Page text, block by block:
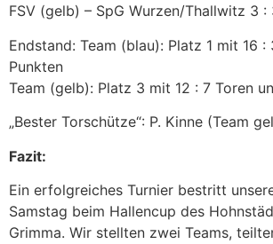
FSV (gelb) – SpG Wurzen/Thallwitz 3 :
Endstand: Team (blau): Platz 1 mit 16 :
Punkten
Team (gelb): Platz 3 mit 12 : 7 Toren
„Bester Torschütze“: P. Kinne (Team
Fazit:
Ein erfolgreiches Turnier bestritt
Samstag beim Hallencup des
Grimma. Wir stellten zwei Teams,